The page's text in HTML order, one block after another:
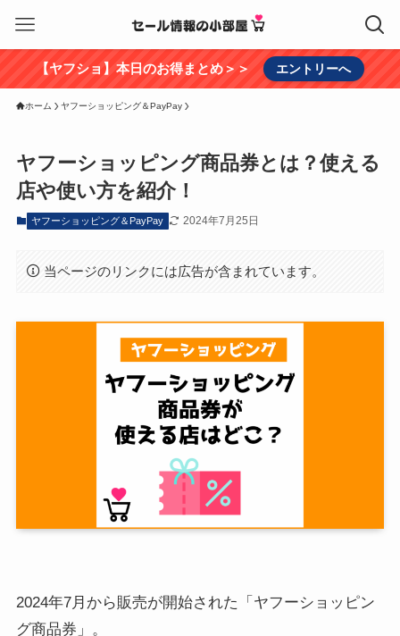
【ヤフショ】本日のお得まとめ＞＞ エントリーへ
ホーム ヤフーショッピング＆PayPay
ヤフーショッピング商品券とは？使える
店や使い方を紹介！
ヤフーショッピング＆PayPay 2024年7月25日
当ページのリンクには広告が含まれています。
2024年7月から販売が開始された「ヤフーショッピン
グ商品券」。